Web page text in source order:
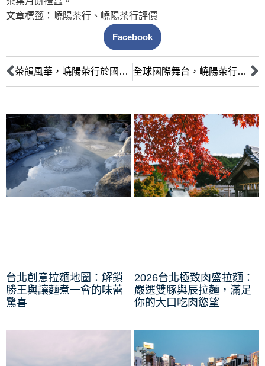
文章標籤： 嶢陽茶行 、 嶢陽茶行評價
Facebook
茶韻風華，嶢陽茶行於國外奪冠好評價 全球國際舞台，嶢陽茶行橫掃各大獎項
台北創意拉麵地圖：解鎖
勝王與讓麵煮一會的味蕾
驚喜
2026台北極致肉盛拉麵：
嚴選雙豚與辰拉麵，滿足
你的大口吃肉慾望